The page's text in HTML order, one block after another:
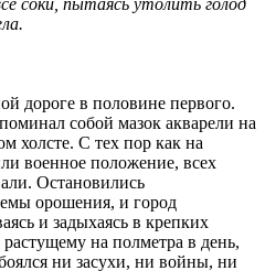
дороге в половине первого.
собой мазок акварели на
холсте. С тех пор как на
военное положение, всех
Остановились
орошения, и город
и задыхаясь в крепких
на полметра в день,
ни засухи, ни войны, ни